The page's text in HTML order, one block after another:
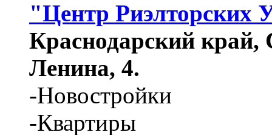
"Центр Риэлторских
Краснодарский
Ленина, 4.
-Новостройки
-Квартиры